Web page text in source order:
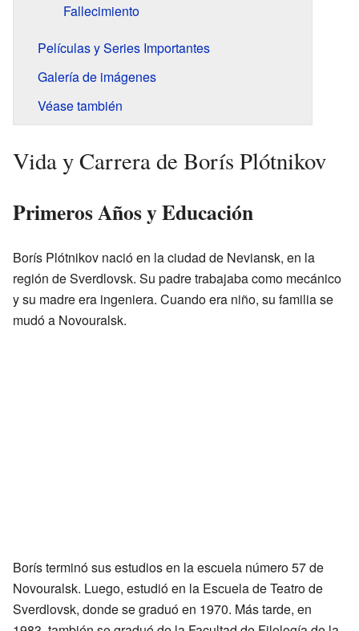
Fallecimiento
Películas y Series Importantes
Galería de imágenes
Véase también
Vida y Carrera de Borís Plótnikov
Primeros Años y Educación
Borís Plótnikov nació en la ciudad de Neviansk, en la
región de Sverdlovsk. Su padre trabajaba como mecánico
y su madre era ingeniera. Cuando era niño, su familia se
mudó a Novouralsk.
Borís terminó sus estudios en la escuela número 57 de
Novouralsk. Luego, estudió en la Escuela de Teatro de
Sverdlovsk, donde se graduó en 1970. Más tarde, en